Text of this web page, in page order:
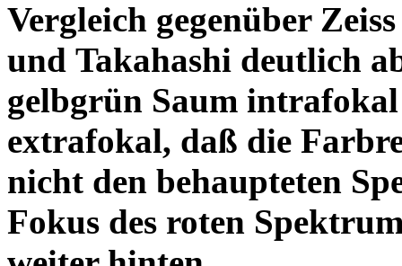
Vergleich gegenüber Zeiss
und Takahashi deutlich
gelbgrün Saum
extrafokal, daß die
nicht den behaupteten
Fokus des roten